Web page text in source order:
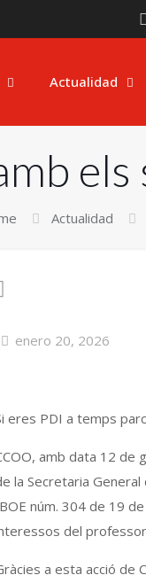
Actualidad
Actualidad
enero 20, 2026
eres PDI a temps
amb data 12 de
la Secretaria General
núm. 304 de 19
del
a esta acció de